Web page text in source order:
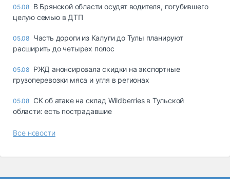
05.08 В Брянской области осудят водителя, погубившего
целую семью в ДТП
05.08 Часть дороги из Калуги до Тулы планируют
расширить до четырех полос
05.08 РЖД анонсировала скидки на экспортные
грузоперевозки мяса и угля в регионах
05.08 СК об атаке на склад Wildberries в Тульской
области: есть пострадавшие
Все новости